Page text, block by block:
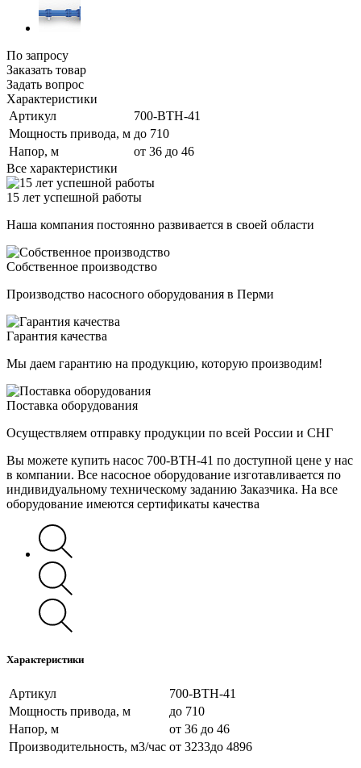
По запросу
Заказать товар
Задать вопрос
Характеристики
Артикул
700-ВТН-41
Мощность привода, м до 710
Напор, м
от 36 до 46
Все характеристики
15 лет успешной работы
Наша компания постоянно развивается в своей области
Собственное производство
Производство насосного оборудования в Перми
Гарантия качества
Мы даем гарантию на продукцию, которую производим!
Поставка оборудования
Осуществляем отправку продукции по всей России и СНГ
Вы можете купить насос 700-ВТН-41 по доступной цене у нас
в компании. Все насосное оборудование изготавливается по
индивидуальному техническому заданию Заказчика. На все
оборудование имеются сертификаты качества
Характеристики
Артикул
700-ВТН-41
Мощность привода, м
до 710
Напор, м
от 36 до 46
Производительность, м3/час от 3233до 4896